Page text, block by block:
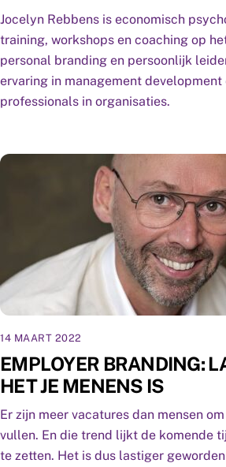
Jocelyn Rebbens is economisch
training, workshops en coaching op
personal branding en persoonlijk
ervaring in management
professionals in organisaties.
14 MAART 2022
EMPLOYER BRANDING:
HET JE MENENS IS
Er zijn meer vacatures dan mensen
vullen. En die trend lijkt de komende
te zetten. Het is dus lastiger